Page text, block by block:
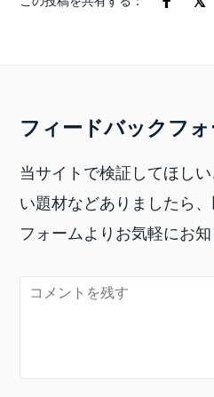
フィードバックフ
当サイトで検証してほし
い題材などありましたら
フォームよりお気軽にお知